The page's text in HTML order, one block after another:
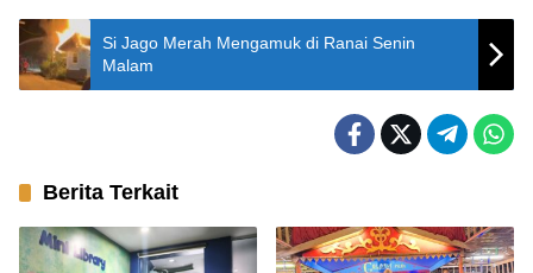
Si Jago Merah Mengamuk di Ranai Senin
Malam
Berita Terkait